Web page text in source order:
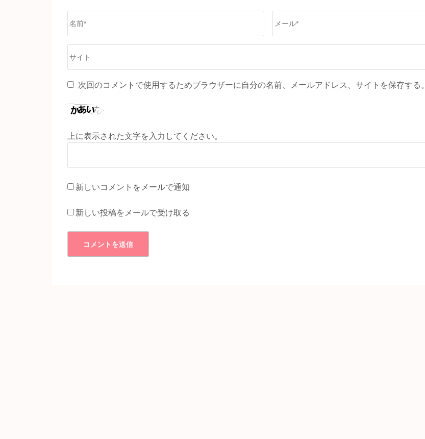
前
*
ー
ル
イ
次回のコメントで使用するためブラウザーに自分の名前、メールアドレス、サイトを保存する。
上に表示された文字を入力してください。
新しいコメントをメールで通知
新しい投稿をメールで受け取る